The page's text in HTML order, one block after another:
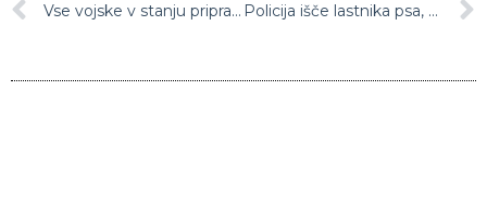
Vse vojske v stanju pripravljenosti Policija išče lastnika psa, ki je na Golovcu v nedeljo napadel otroka